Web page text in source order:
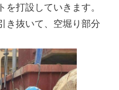
打設していきます。
き抜いて、空堀り部分